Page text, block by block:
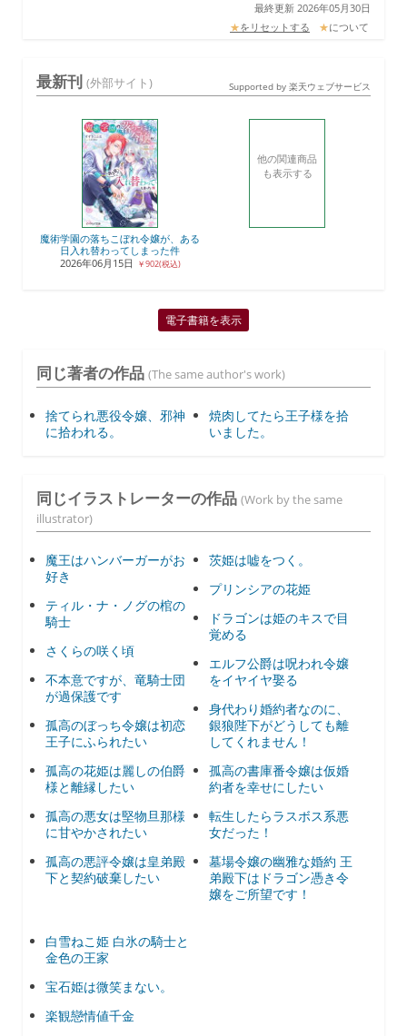
最終更新 2026年05月30日
★をリセットする ★について
最新刊 (外部サイト) Supported by 楽天ウェブサービス
魔術学園の落ちこぼれ令嬢が、ある
日入れ替わってしまった件
2026年06月15日
￥902(税込)
他の関連商品
も表示する
電子書籍を表示
同じ著者の作品 (The same author's work)
捨てられ悪役令嬢、邪神
に拾われる。
焼肉してたら王子様を拾
いました。
同じイラストレーターの作品 (Work by the same
illustrator)
魔王はハンバーガーがお
好き
ティル・ナ・ノグの棺の
騎士
さくらの咲く頃
不本意ですが、竜騎士団
が過保護です
孤高のぼっち令嬢は初恋
王子にふられたい
孤高の花姫は麗しの伯爵
様と離縁したい
孤高の悪女は堅物旦那様
に甘やかされたい
孤高の悪評令嬢は皇弟殿
下と契約破棄したい
茨姫は嘘をつく。
プリンシアの花姫
ドラゴンは姫のキスで目
覚める
エルフ公爵は呪われ令嬢
をイヤイヤ娶る
身代わり婚約者なのに、
銀狼陛下がどうしても離
してくれません！
孤高の書庫番令嬢は仮婚
約者を幸せにしたい
転生したらラスボス系悪
女だった！
墓場令嬢の幽雅な婚約 王
弟殿下はドラゴン憑き令
嬢をご所望です！
白雪ねこ姫 白氷の騎士と
金色の王家
宝石姫は微笑まない。
楽観戀情値千金